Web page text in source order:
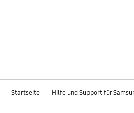
Startseite Hilfe und Support für